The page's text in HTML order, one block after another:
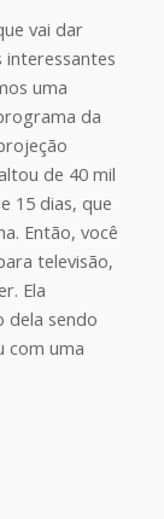
vai dar
interessantes
uma
da
de 40 mil
15 dias, que
Então, você
televisão,
Ela
dela sendo
com uma